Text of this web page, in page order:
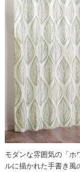
モダンな雰囲気の「ホ
ルに描かれた手書き風